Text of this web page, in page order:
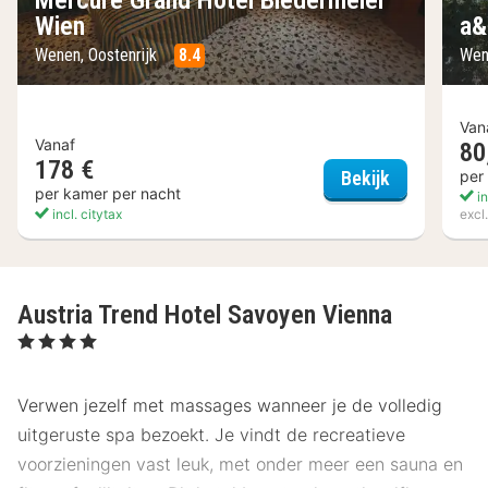
Wien
Wenen, Oostenrijk 8.4
Vanaf
178 €
per kamer per nacht
incl. citytax
Bekijk Mercureper
Austria Trend Hotel Savoyen Vienna
, 4 Sterren
Verwen jezelf met massages wanneer je de volledig
uitgeruste spa bezoekt. Je vindt de recreatieve
voorzieningen vast leuk, met onder meer een sauna en